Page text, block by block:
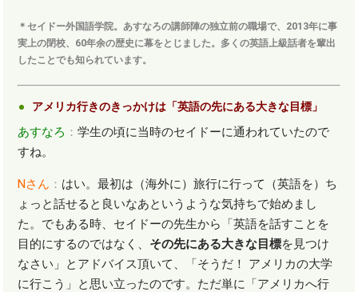
＊セイドー外国語学院。あすなろの講師陣の独立前の職場で、2013年に事
実上の閉校、60年余の歴史に幕をとじました。多くの英語上級話者を輩出
したことでも知られています。
アメリカ行きのきっかけは「英語の先にある大きな目標」
あすなろ ：学生の頃に当時のセイドーに通われていたので
すね。
Nさん ： はい。最初は（海外に）旅行に行って（英語を）ち
ょっと話せると良いなあというような気持ちで始めまし
た。でもある時、セイドーの先生から「英語を話すことを
目的にするのではなく、 その先にある大きな目標を見つけ
なさい」とアドバイス頂いて、「そうだ！ アメリカの大学
に行こう」と思い立ったのです。ただ単に「アメリカへ行